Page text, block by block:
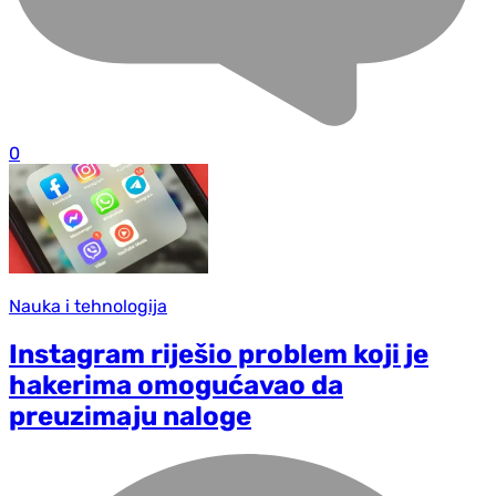
0
Nauka i tehnologija
Instagram riješio problem koji je
hakerima omogućavao da
preuzimaju naloge